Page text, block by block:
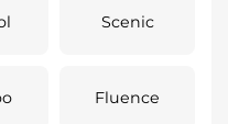
Scenic
Fluence